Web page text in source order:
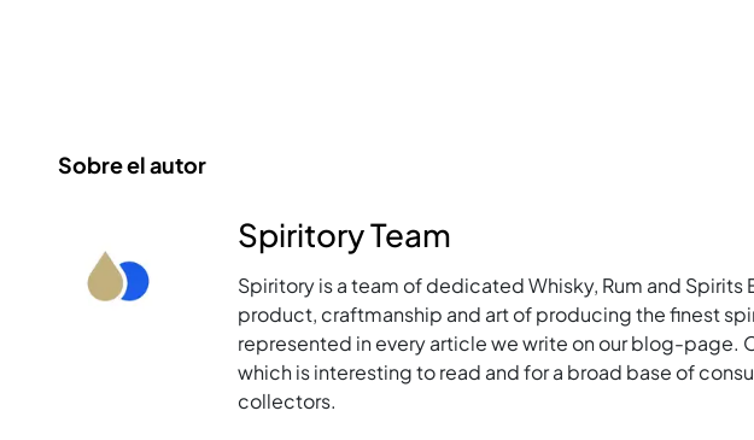
Sobre el autor
Spiritory Team
Spiritory is a team of dedicated Whisky, Rum and Spirits
product, craftmanship and art of producing the finest
represented in every article we write on our blog-page.
which is interesting to read and for a broad base of
collectors.